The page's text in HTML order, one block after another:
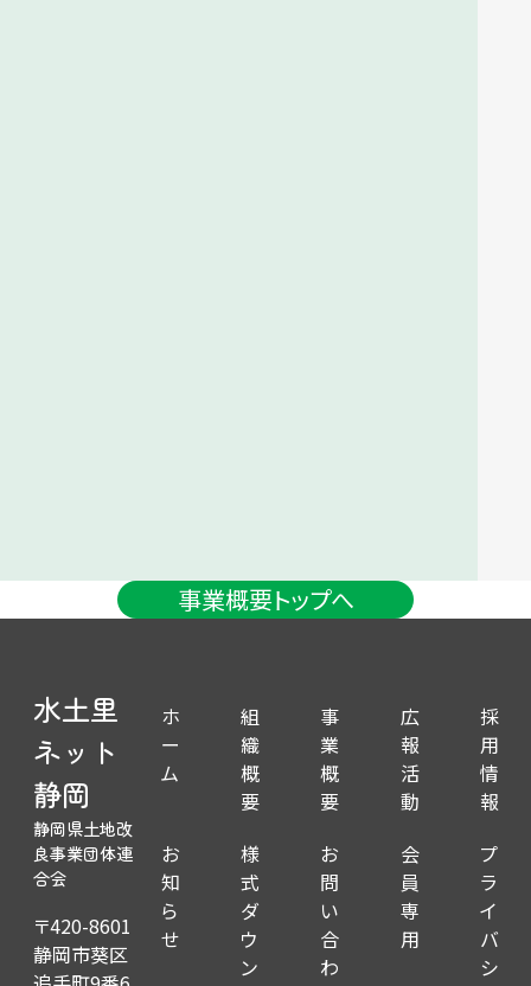
事業概要トップへ
水土里
ネット
静岡
静岡県土地改
良事業団体連
合会
〒420-8601
静岡市葵区
ホ
ー
ム
組
織
概
要
事
業
概
要
広
報
活
動
採
用
情
報
お
知
ら
せ
様
式
ダ
ウ
ン
お
問
い
合
わ
会
員
専
用
プ
ラ
イ
バ
シ